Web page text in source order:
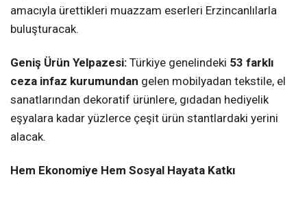
amacıyla ürettikleri muazzam eserleri Erzincanlılarla
buluşturacak.
Geniş Ürün Yelpazesi: Türkiye genelindeki 53 farklı
ceza infaz kurumundan gelen mobilyadan tekstile, el
sanatlarından dekoratif ürünlere, gıdadan hediyelik
eşyalara kadar yüzlerce çeşit ürün stantlardaki yerini
alacak.
Hem Ekonomiye Hem Sosyal Hayata Katkı